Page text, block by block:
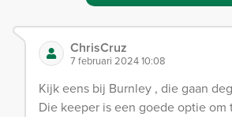
ChrisCruz
7 februari 2024 10:08
Kijk eens bij Burnley , die gaan
Die keeper is een goede optie om